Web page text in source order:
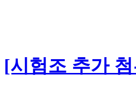
[시험조 추가